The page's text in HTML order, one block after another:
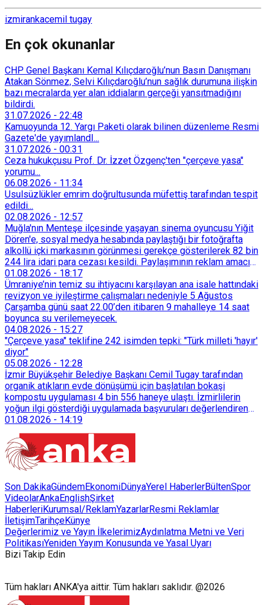
izmirankacemil tugay
En çok okunanlar
CHP Genel Başkanı Kemal Kılıçdaroğlu’nun Basın Danışmanı
Atakan Sönmez, Selvi Kılıçdaroğlu’nun sağlık durumuna ilişkin
bazı mecralarda yer alan iddiaların gerçeği yansıtmadığını
bildirdi.
31.07.2026 - 22:48
Kamuoyunda 12. Yargı Paketi olarak bilinen düzenleme Resmi
Gazete'de yayımlandI...
31.07.2026 - 00:31
Ceza hukukçusu Prof. Dr. İzzet Özgenç'ten "çerçeve yasa"
yorumu...
06.08.2026 - 11:34
Usulsüzlükler emrim doğrultusunda müfettiş tarafından tespit
edildi...
02.08.2026 - 12:57
Muğla'nın Menteşe ilçesinde yaşayan sinema oyuncusu Yiğit
Dören'e, sosyal medya hesabında paylaştığı bir fotoğrafta
alkollü içki markasının görünmesi gerekçe gösterilerek 82 bin
244 lira idari para cezası kesildi. Paylaşımının reklam amacı
taşımadığını savunan Dören, cezanın iptali için yargıya
başvurdu.
01.08.2026 - 18:17
Ümraniye’nin temiz su ihtiyacını karşılayan ana isale hattındaki
revizyon ve iyileştirme çalışmaları nedeniyle 5 Ağustos
Çarşamba günü saat 22.00’den itibaren 9 mahalleye 14 saat
boyunca su verilemeyecek.
04.08.2026 - 15:27
"Çerçeve yasa" teklifine 242 isimden tepki: "Türk milleti 'hayır'
diyor"
05.08.2026 - 12:28
İzmir Büyükşehir Belediye Başkanı Cemil Tugay tarafından
organik atıkların evde dönüşümü için başlatılan bokaşi
kompostu uygulaması 4 bin 556 haneye ulaştı. İzmirlilerin
yoğun ilgi gösterdiği uygulamada başvuruları değerlendiren
Tarımsal Hizmetler Dairesi Başkanlığı, farklı ilçelerde toplam
128 bokaşi kompost eğitimi düzenleyerek İzmirlileri
sürdürülebilir atık yönetimi sistemine dahil etti.
01.08.2026 - 14:19
Son DakikaGündemEkonomiDünyaYerel HaberlerBültenSpor
VideolarAnkaEnglishŞirket
HaberleriKurumsal/ReklamYazarlarResmi Reklamlar
İletişimTarihçeKünye
Değerlerimiz ve Yayın İlkelerimizAydınlatma Metni ve Veri
PolitikasıYeniden Yayım Konusunda ve Yasal Uyarı
Bizi Takip Edin
Tüm hakları ANKA'ya aittir. Tüm hakları saklıdır. @2026